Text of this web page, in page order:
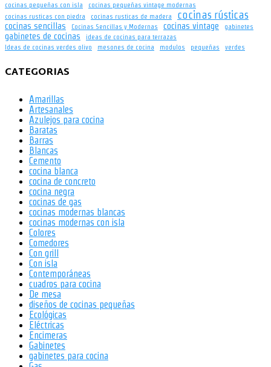
cocinas pequeñas con isla
cocinas pequeñas vintage modernas
cocinas rusticas con piedra
cocinas rusticas de madera cocinas rústicas
cocinas sencillas Cocinas Sencillas y Modernas cocinas vintage gabinetes
gabinetes de cocinas
ideas de cocinas para terrazas
Ideas de cocinas verdes olivo
mesones de cocina modulos pequeñas verdes
CATEGORIAS
Amarillas
Artesanales
Azulejos para cocina
Baratas
Barras
Blancas
Cemento
cocina blanca
cocina de concreto
cocina negra
cocinas de gas
cocinas modernas blancas
cocinas modernas con isla
Colores
Comedores
Con grill
Con isla
Contemporáneas
cuadros para cocina
De mesa
diseños de cocinas pequeñas
Ecológicas
Eléctricas
Encimeras
Gabinetes
gabinetes para cocina